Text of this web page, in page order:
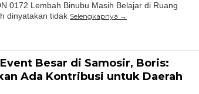
0172 Lembah Binubu Masih Belajar di Ruang
dinyatakan tidak Selengkapnya
Besar di Samosir, Boris:
Ada Kontribusi untuk Daerah